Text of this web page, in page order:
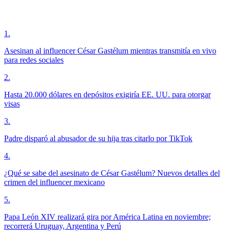
1 .
Asesinan al influencer César Gastélum mientras transmitía en vivo
para redes sociales
2.
Hasta 20.000 dólares en depósitos exigiría EE. UU. para otorgar
visas
3.
Padre disparó al abusador de su hija tras citarlo por TikTok
4.
¿Qué se sabe del asesinato de César Gastélum? Nuevos detalles del
crimen del influencer mexicano
5.
Papa León XIV realizará gira por América Latina en noviembre;
recorrerá Uruguay, Argentina y Perú